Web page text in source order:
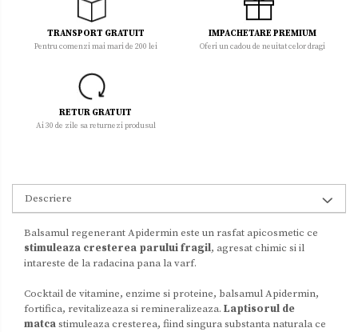
TRANSPORT GRATUIT
Pentru comenzi mai mari de 200 lei
IMPACHETARE PREMIUM
Oferi un cadou de neuitat celor dragi
RETUR GRATUIT
Ai 30 de zile sa returnezi produsul
Descriere
Balsamul regenerant Apidermin este un rasfat apicosmetic ce
stimuleaza cresterea parului fragil, agresat chimic si il
intareste de la radacina pana la varf.
Cocktail de vitamine, enzime si proteine, balsamul Apidermin,
fortifica, revitalizeaza si remineralizeaza. Laptisorul de
matcastimuleaza cresterea, fiind singura substanta naturala ce